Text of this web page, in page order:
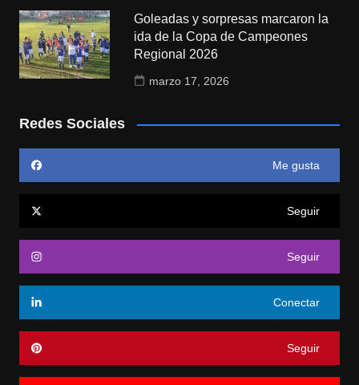
Goleadas y sorpresas marcaron la
ida de la Copa de Campeones
Regional 2026
marzo 17, 2026
Redes Sociales
Me gusta
Seguir
Seguir
Conectar
Seguir